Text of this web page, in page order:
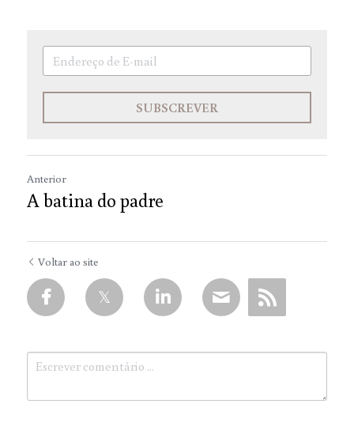
SUBSCREVER
Anterior
A batina do padre
Voltar ao site